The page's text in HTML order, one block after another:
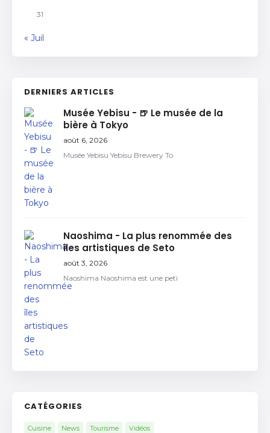
31
« Juil
DERNIERS ARTICLES
Musée Yebisu - 🍺 Le musée de la
bière à Tokyo
août 6, 2026
Musée Yebisu Yebisu Brewery To
Naoshima - La plus renommée des
îles artistiques de Seto
août 3, 2026
Naoshima Naoshima est une peti
CATÉGORIES
Cuisine News Tourisme Vidéos